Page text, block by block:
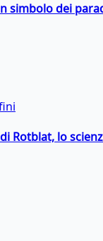
simbolo dei
Rotblat, lo